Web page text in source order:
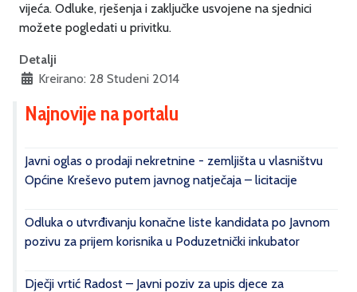
vijeća. Odluke, rješenja i zaključke usvojene na sjednici
možete pogledati u privitku.
Detalji
Kreirano: 28 Studeni 2014
Najnovije na portalu
Javni oglas o prodaji nekretnine - zemljišta u vlasništvu
Općine Kreševo putem javnog natječaja – licitacije
Odluka o utvrđivanju konačne liste kandidata po Javnom
pozivu za prijem korisnika u Poduzetnički inkubator
Dječji vrtić Radost – Javni poziv za upis djece za